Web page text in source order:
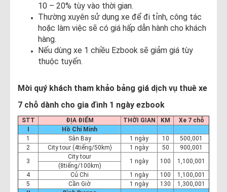
10 – 20% tùy vào thời gian.
Thường xuyên sử dụng xe để đi tỉnh, công tác
hoặc làm việc sẽ có giá hấp dẫn hành cho khách
hàng.
Nếu dùng xe 1 chiều Ezbook sẽ giảm giá tùy
thuộc tuyến.
Mời quý khách tham khảo bảng giá dịch vụ thuê xe
7 chỗ dành cho gia đình 1 ngày ezbook
STT ĐỊA ĐIỂM THỜI GIAN KM
Xe 7 chỗ
I
Hồ Chí Minh
1
Sân Bay 1 ngày 10
500,001
2
City tour (4tiếng/50km) 1 ngày 50
900,001
3
City tour
1 ngày 100 1,100,001
(8tiếng/100km)
4
Củ Chi 1 ngày 100
1,100,001
5
Cần Giờ 1 ngày 130
1,300,001